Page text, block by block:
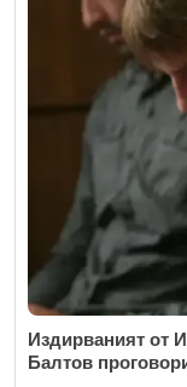
Издирваният от
Балтов